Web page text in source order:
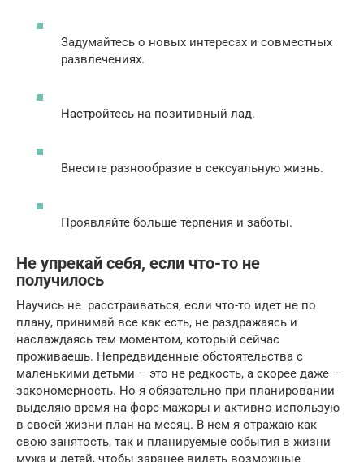
Задумайтесь о новых интересах и совместных
развлечениях.
Настройтесь на позитивный лад.
Внесите разнообразие в сексуальную жизнь.
Проявляйте больше терпения и заботы.
Не упрекай себя, если что-то не
получилось
Научись не расстраиваться, если что-то идет не по
плану, принимай все как есть, не раздражаясь и
наслаждаясь тем моментом, который сейчас
проживаешь. Непредвиденные обстоятельства с
маленькими детьми – это не редкость, а скорее даже —
закономерность. Но я обязательно при планировании
выделяю время на форс-мажоры и активно использую
в своей жизни план на месяц. В нем я отражаю как
свою занятость, так и планируемые события в жизни
мужа и детей, чтобы заранее видеть возможные